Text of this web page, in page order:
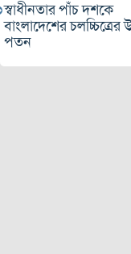
স্বাধীনতার পাঁচ দশকে
বাংলাদেশের চলচ্চিত্রের
পতন